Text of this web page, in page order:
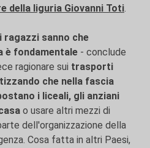
della liguria Giovanni Toti.
i ragazzi sanno che
è fondamentale - conclude
ragionare sui trasporti
che nella fascia
i liceali, gli anziani
o usare altri mezzi di
dell'organizzazione della
Cosa fatta in altri Paesi,